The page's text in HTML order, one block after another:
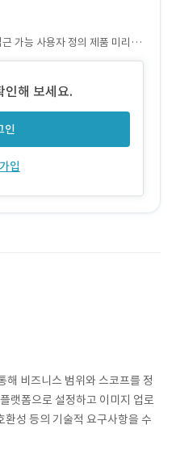
가능 사용자 정의 제품 미리보
에 적용하여 제품을 확인하고 자
인해 보세요.
인
입
해 비즈니스 범위와 스코프를 정
랫폼으로 설정하고 이미지 업로
성 등의 기술적 요구사항을 수